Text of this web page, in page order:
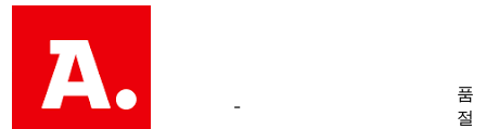
-
품
절